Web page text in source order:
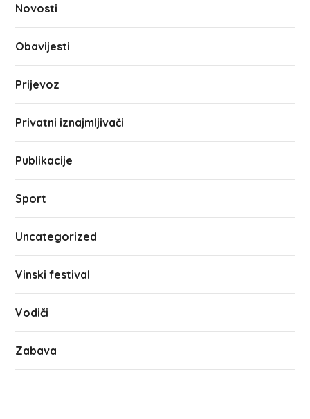
Novosti
Obavijesti
Prijevoz
Privatni iznajmljivači
Publikacije
Sport
Uncategorized
Vinski festival
Vodiči
Zabava